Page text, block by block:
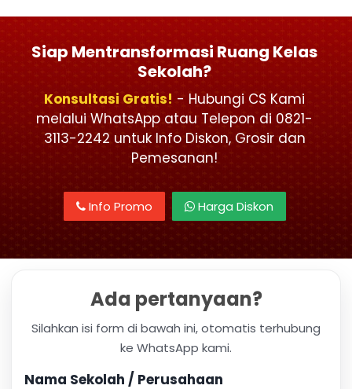
Siap Mentransformasi Ruang Kelas
Sekolah?
Konsultasi Gratis! - Hubungi CS Kami
melalui WhatsApp atau Telepon di 0821-
3113-2242 untuk Info Diskon, Grosir dan
Pemesanan!
Info Promo Harga Diskon
Ada pertanyaan?
Silahkan isi form di bawah ini, otomatis terhubung
ke WhatsApp kami.
Nama Sekolah / Perusahaan